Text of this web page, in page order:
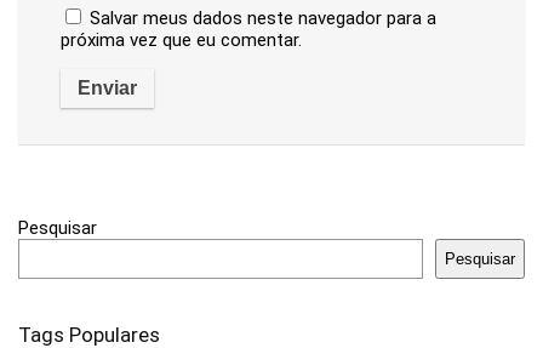
Salvar meus dados neste navegador para a
próxima vez que eu comentar.
Pesquisar
Pesquisar
Tags Populares